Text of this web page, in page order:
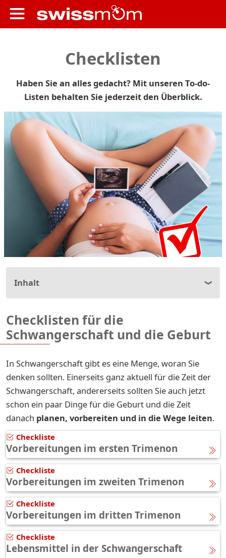
Checklisten
Haben Sie an alles gedacht? Mit unseren To-do-
Listen behalten Sie jederzeit den Überblick.
Inhalt
Checklisten für die
Schwangerschaft und die Geburt
In Schwangerschaft gibt es eine Menge, woran Sie
denken sollten. Einerseits ganz aktuell für die Zeit der
Schwangerschaft, andererseits sollten Sie auch jetzt
schon ein paar Dinge für die Geburt und die Zeit
danach planen, vorbereiten und in die Wege leiten.
Checkliste
Vorbereitungen im ersten Trimenon
Checkliste
Vorbereitungen im zweiten Trimenon
Checkliste
Vorbereitungen im dritten Trimenon
Checkliste
Lebensmittel in der Schwangerschaft